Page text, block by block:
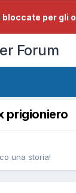
bloccate per gli
Forum
prigioniero
una storia!